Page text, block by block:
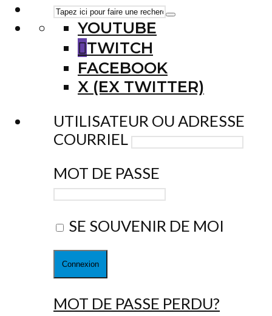
YOUTUBE
TWITCH
FACEBOOK
X (EX TWITTER)
UTILISATEUR OU ADRESSE
COURRIEL
MOT DE PASSE
SE SOUVENIR DE MOI
MOT DE PASSE PERDU?